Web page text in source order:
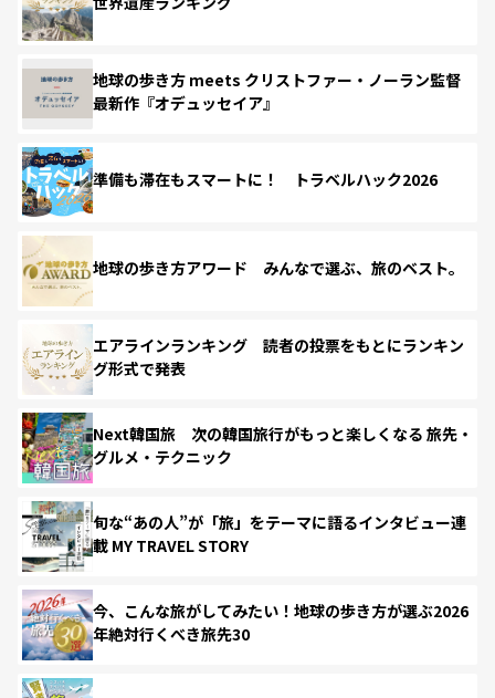
地球の歩き方 meets クリストファー・ノーラン監督
最新作『オデュッセイア』
準備も滞在もスマートに！ トラベルハック2026
地球の歩き方アワード みんなで選ぶ、旅のベスト。
エアラインランキング 読者の投票をもとにランキン
グ形式で発表
Next韓国旅 次の韓国旅行がもっと楽しくなる 旅先・
グルメ・テクニック
旬な“あの人”が「旅」をテーマに語るインタビュー連
載 MY TRAVEL STORY
今、こんな旅がしてみたい！地球の歩き方が選ぶ2026
年絶対行くべき旅先30